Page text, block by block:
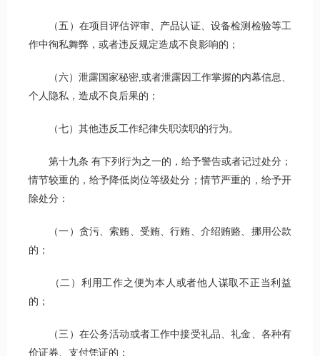
（五）在项目评估评审、产品认证、设备检测检验等工
作中徇私舞弊，或者违反规定造成不良影响的；
（六）泄露国家秘密,或者泄露因工作掌握的内幕信息、
个人隐私，造成不良后果的；
（七）其他违反工作纪律失职渎职的行为。
第十九条 有下列行为之一的，给予警告或者记过处分；
情节较重的，给予降低岗位等级处分；情节严重的，给予开
除处分：
（一）贪污、索贿、受贿、行贿、介绍贿赂、挪用公款
的；
（二）利用工作之便为本人或者他人谋取不正当利益
的；
（三）在公务活动或者工作中接受礼品、礼金、各种有
价证券、支付凭证的；